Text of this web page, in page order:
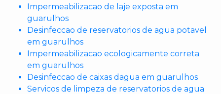
Impermeabilizacao de laje exposta em
guarulhos
Desinfeccao de reservatorios de agua potavel
em guarulhos
Impermeabilizacao ecologicamente correta
em guarulhos
Desinfeccao de caixas dagua em guarulhos
Servicos de limpeza de reservatorios de agua